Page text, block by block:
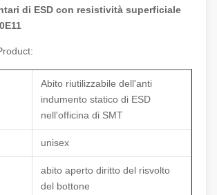
di ESD con resistività superficiale
Abito riutilizzabile dell'anti
indumento statico di ESD
nell'officina di SMT
unisex
abito aperto diritto del risvolto
del bottone